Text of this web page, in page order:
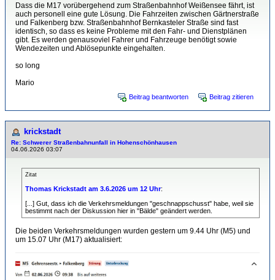
Dass die M17 vorübergehend zum Straßenbahnhof Weißensee fährt, ist
auch personell eine gute Lösung. Die Fahrzeiten zwischen Gärtnerstraße
und Falkenberg bzw. Straßenbahnhof Bernkasteler Straße sind fast
identisch, so dass es keine Probleme mit den Fahr- und Dienstplänen
gibt. Es werden genausoviel Fahrer und Fahrzeuge benötigt sowie
Wendezeiten und Ablösepunkte eingehalten.
so long
Mario
Beitrag beantworten Beitrag zitieren
krickstadt
Re: Schwerer Straßenbahnunfall in Hohenschönhausen
04.06.2026 03:07
Zitat
Thomas Krickstadt am 3.6.2026 um 12 Uhr:
[...] Gut, dass ich die Verkehrsmeldungen "geschnappschusst" habe, weil sie
bestimmt nach der Diskussion hier in "Bälde" geändert werden.
Die beiden Verkehrsmeldungen wurden gestern um 9.44 Uhr (M5) und
um 15.07 Uhr (M17) aktualisiert: